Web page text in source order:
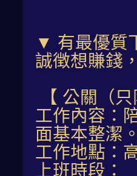
▼ 有最優質
誠徴想賺錢
【 公關（
工作內容：
面基本整潔
工作地點：
上班時段：